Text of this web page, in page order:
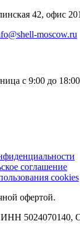
42, офис
moscow.ru
с 9:00 до 18:00
соглашение
cookies
офертой.
5024070140,